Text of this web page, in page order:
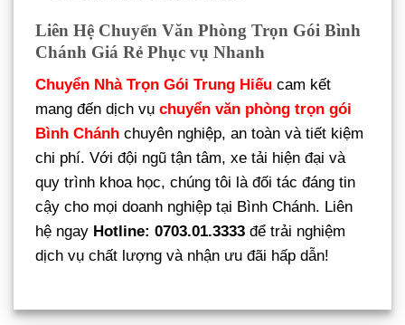
Liên Hệ Chuyển Văn Phòng Trọn Gói Bình
Chánh Giá Rẻ Phục vụ Nhanh
Chuyển Nhà Trọn Gói Trung Hiếu cam kết
mang đến dịch vụ chuyển văn phòng trọn gói
Bình Chánh chuyên nghiệp, an toàn và tiết kiệm
chi phí. Với đội ngũ tận tâm, xe tải hiện đại và
quy trình khoa học, chúng tôi là đối tác đáng tin
cậy cho mọi doanh nghiệp tại Bình Chánh. Liên
hệ ngay Hotline: 0703.01.3333 để trải nghiệm
dịch vụ chất lượng và nhận ưu đãi hấp dẫn!